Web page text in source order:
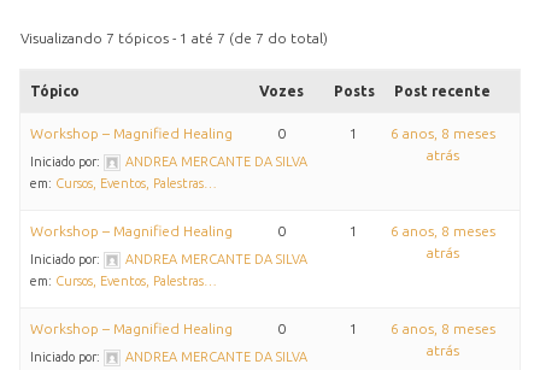
Visualizando 7 tópicos - 1 até 7 (de 7 do total)
Tópico Vozes Posts Post recente
Workshop – Magnified Healing
Iniciado por:
ANDREA MERCANTE DA SILVA
em: Cursos, Eventos, Palestras…
0 1
6 anos, 8 meses
atrás
Workshop – Magnified Healing
Iniciado por:
ANDREA MERCANTE DA SILVA
em: Cursos, Eventos, Palestras…
0 1
6 anos, 8 meses
atrás
Workshop – Magnified Healing
Iniciado por:
ANDREA MERCANTE DA SILVA
0 1
6 anos, 8 meses
atrás